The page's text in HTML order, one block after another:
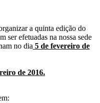
a quinta edição do
ser efetuadas na nossa sede
no dia 5 de fevereiro de
de 2016.